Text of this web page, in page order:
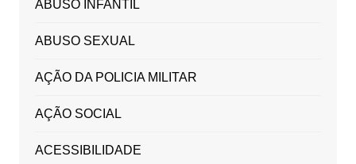
ABUSO INFANTIL
ABUSO SEXUAL
AÇÃO DA POLICIA MILITAR
AÇÃO SOCIAL
ACESSIBILIDADE